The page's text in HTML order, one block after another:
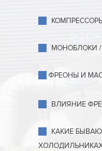
МОНОБЛОКИ
ФРЕОНЫ И
ВЛИЯНИЕ
КАКИЕ